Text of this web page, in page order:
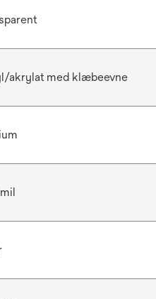
akrylat med klæbeevne